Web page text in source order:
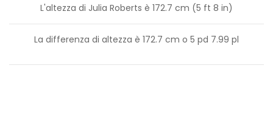
L'altezza di Julia Roberts è 172.7 cm (5 ft 8 in)
La differenza di altezza è 172.7 cm o 5 pd 7.99 pl